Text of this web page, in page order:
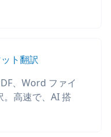
ト翻訳
、Word ファイ
。高速で、AI 搭